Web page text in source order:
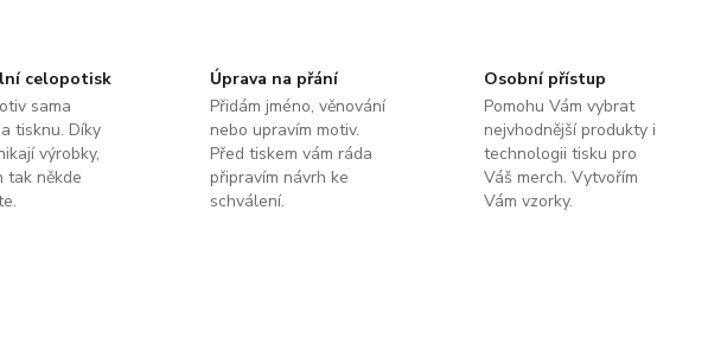
celopotisk
sama
tisknu. Díky
výrobky,
tak někde
Úprava na přání
Přidám jméno, věnování
nebo upravím motiv.
Před tiskem vám ráda
připravím návrh ke
schválení.
Osobní přístup
Pomohu Vám vybrat
nejvhodnější produkty i
technologii tisku pro
Váš merch. Vytvořím
Vám vzorky.